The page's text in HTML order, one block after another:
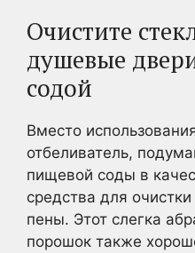
Очистите
душевые
содой
Вместо
отбеливатель,
пищевой соды в
средства для
пены. Этот слегка
порошок также